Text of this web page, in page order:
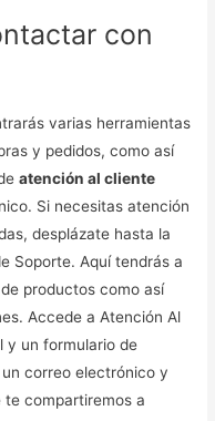
con
varias herramientas
y pedidos, como así
atención al cliente
Si necesitas atención
desplázate hasta la
Soporte. Aquí tendrás a
productos como así
Accede a Atención Al
y un formulario de
correo electrónico y
compartiremos a